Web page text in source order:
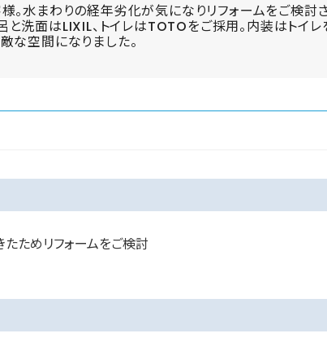
。水まわりの経年劣化が気になりリフォームをご検討
洗面はLIXIL、トイレはTOTOをご採用。内装はトイ
な空間になりました。
ためリフォームをご検討